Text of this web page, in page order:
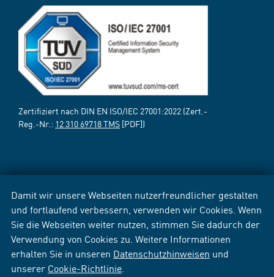
Damit wir unsere Webseiten nutzerfreundlicher gestalten
und fortlaufend verbessern, verwenden wir Cookies. Wenn
Sie die Webseiten weiter nutzen, stimmen Sie dadurch der
Verwendung von Cookies zu. Weitere Informationen
erhalten Sie in unseren Datenschutzhinweisen und
unserer Cookie-Richtlinie
Zertifiziert nach DIN EN ISO/IEC 27001:2022 (Zert.-
Reg.-Nr.: 12 310 69718 TMS [PDF])